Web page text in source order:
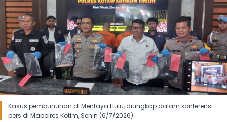
Kasus pembunuhan di Mentaya Hulu, diungkap dalam konferensi
pers di Mapolres Kotim, Senin (6/7/2026).